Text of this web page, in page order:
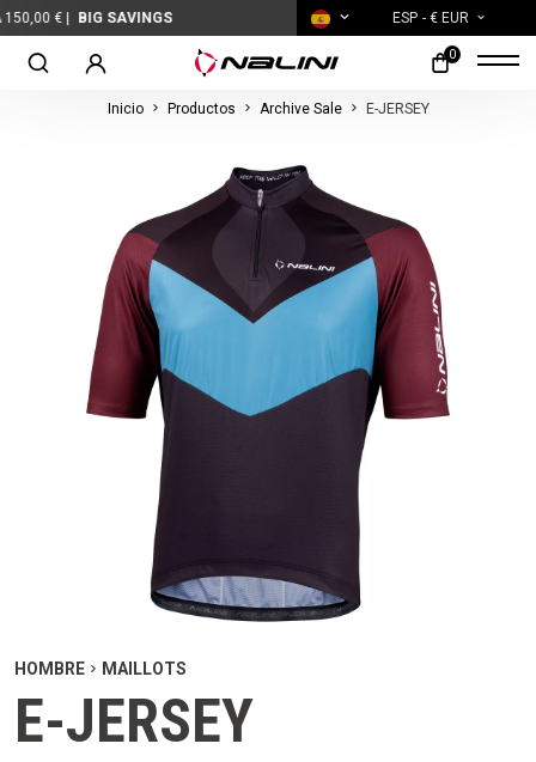
SAVINGS ESP - € EUR
0
Inicio Productos Archive Sale E-JERSEY
HOMBRE MAILLOTS
E-JERSEY